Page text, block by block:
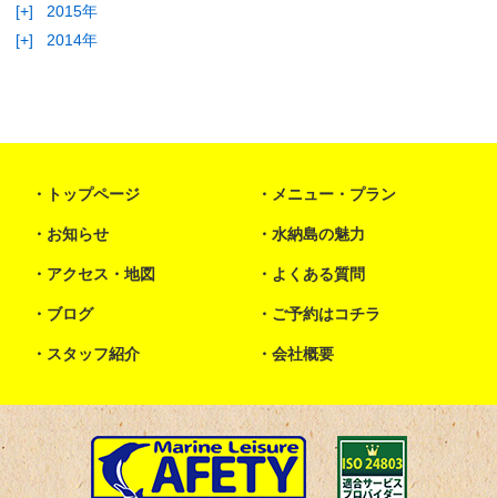
[+]
2015年
[+]
2014年
トップページ メニュー・プラン
お知らせ 水納島の魅力
アクセス・地図 よくある質問
ブログ ご予約はコチラ
スタッフ紹介 会社概要